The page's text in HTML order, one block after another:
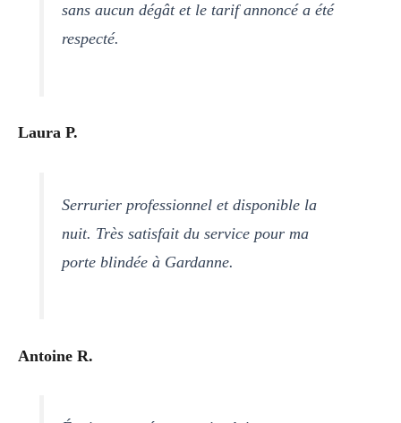
sans aucun dégât et le tarif annoncé a été
respecté.
Laura P.
Serrurier professionnel et disponible la
nuit. Très satisfait du service pour ma
porte blindée à Gardanne.
Antoine R.